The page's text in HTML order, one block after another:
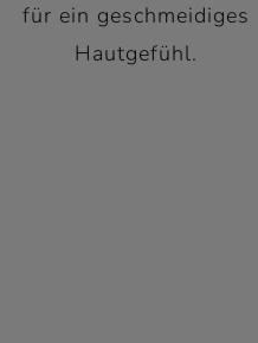
für ein geschmeidiges
Hautgefühl.